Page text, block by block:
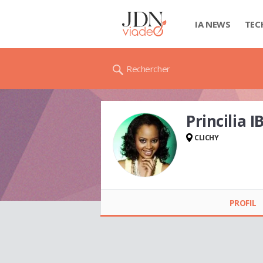
IA NEWS
Rechercher
Princilia
CLICHY
PROFIL